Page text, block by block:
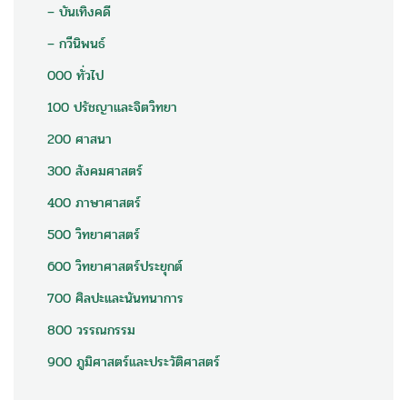
– บันเทิงคดี
– กวีนิพนธ์
000 ทั่วไป
100 ปรัชญาและจิตวิทยา
200 ศาสนา
300 สังคมศาสตร์
400 ภาษาศาสตร์
500 วิทยาศาสตร์
600 วิทยาศาสตร์ประยุกต์
700 ศิลปะและนันทนาการ
800 วรรณกรรม
900 ภูมิศาสตร์และประวัติศาสตร์